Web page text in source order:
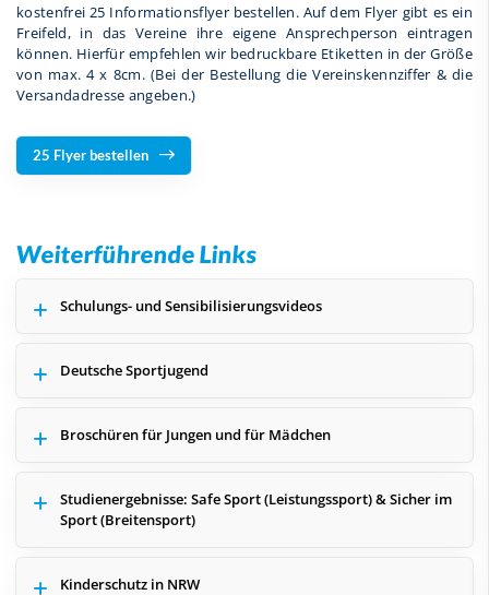
kostenfrei 25 Informationsflyer bestellen. Auf dem Flyer gibt es ein
Freifeld, in das Vereine ihre eigene Ansprechperson eintragen
können. Hierfür empfehlen wir bedruckbare Etiketten in der Größe
von max. 4 x 8cm. (Bei der Bestellung die Vereinskennziffer & die
Versandadresse angeben.)
25 Flyer bestellen
Weiterführende Links
Schulungs- und Sensibilisierungsvideos
Deutsche Sportjugend
Broschüren für Jungen und für Mädchen
Studienergebnisse: Safe Sport (Leistungssport) & Sicher im
Sport (Breitensport)
Kinderschutz in NRW